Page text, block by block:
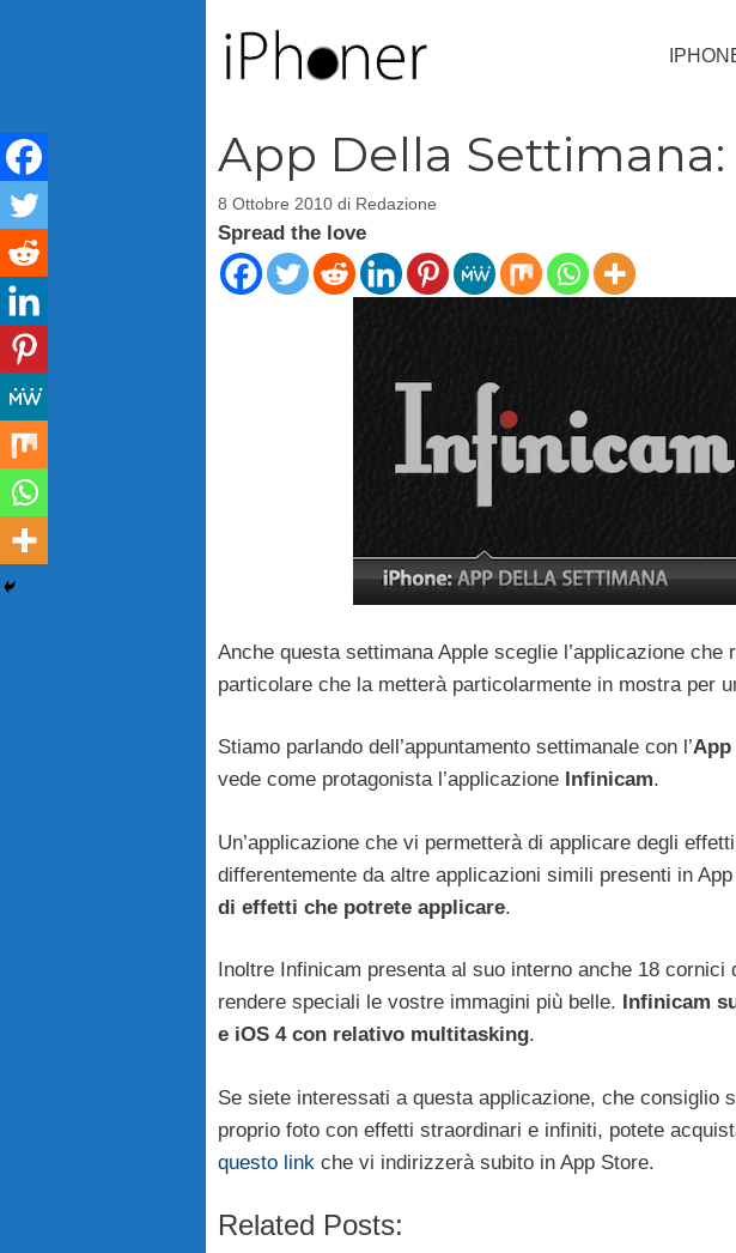
App Della
8 Ottobre 2010 di Redazione
Spread the love
Anche questa settimana Apple sceglie l’applicazione
particolare che la metterà particolarmente in mostra per
Stiamo parlando dell’appuntamento settimanale con l’App
vede come protagonista l’applicazione Infinicam.
Un’applicazione che vi permetterà di applicare degli
differentemente da altre applicazioni simili presenti in
di effetti che potrete applicare.
Inoltre Infinicam presenta al suo interno anche 18 cornici
rendere speciali le vostre immagini più belle. Infinicam
e iOS 4 con relativo multitasking.
Se siete interessati a questa applicazione, che consiglio
proprio foto con effetti straordinari e infiniti, potete
questo link che vi indirizzerà subito in App Store.
Related Posts: